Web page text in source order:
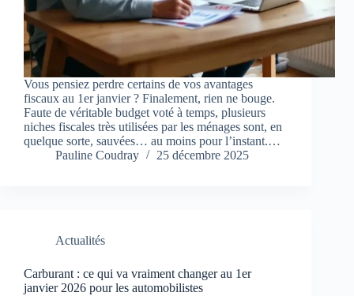
Vous pensiez perdre certains de vos avantages
fiscaux au 1er janvier ? Finalement, rien ne bouge.
Faute de véritable budget voté à temps, plusieurs
niches fiscales très utilisées par les ménages sont, en
quelque sorte, sauvées… au moins pour l’instant.…
Pauline Coudray
25 décembre 2025
Actualités
Carburant : ce qui va vraiment changer au 1er
janvier 2026 pour les automobilistes